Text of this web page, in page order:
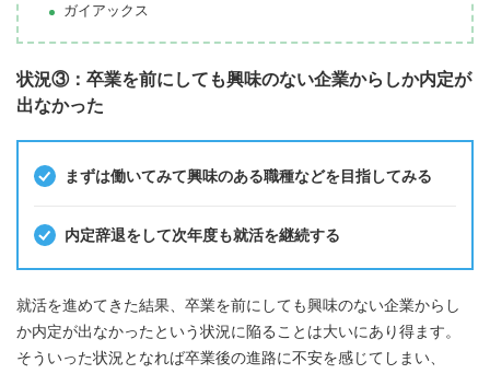
ガイアックス
状況③：卒業を前にしても興味のない企業からしか内定が
出なかった
まずは働いてみて興味のある職種などを目指してみる
内定辞退をして次年度も就活を継続する
就活を進めてきた結果、卒業を前にしても興味のない企業からし
か内定が出なかったという状況に陥ることは大いにあり得ます。
そういった状況となれば卒業後の進路に不安を感じてしまい、